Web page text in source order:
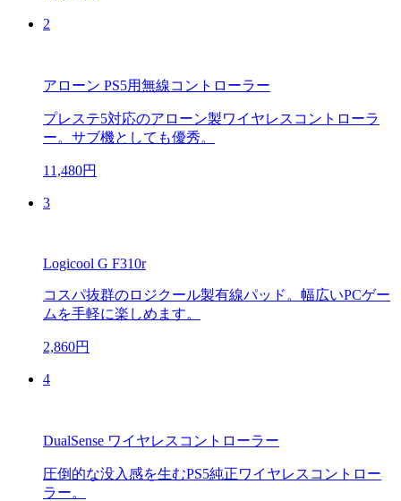
2
アローン PS5用無線コントローラー
プレステ5対応のアローン製ワイヤレスコントローラ
ー。サブ機としても優秀。
11,480円
3
Logicool G F310r
コスパ抜群のロジクール製有線パッド。幅広いPCゲー
ムを手軽に楽しめます。
2,860円
4
DualSense ワイヤレスコントローラー
圧倒的な没入感を生むPS5純正ワイヤレスコントロー
ラー。